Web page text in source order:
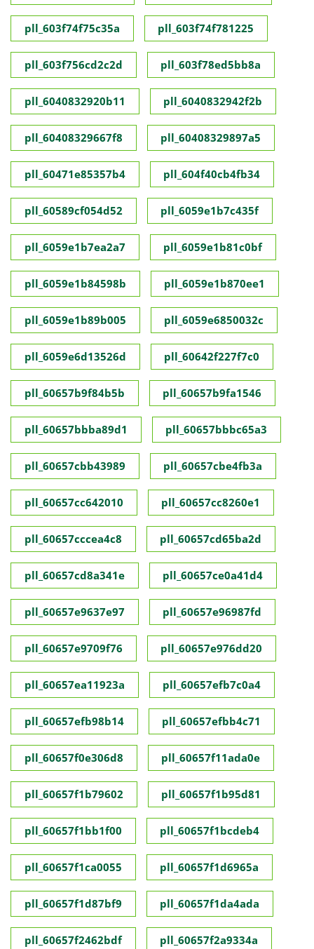
pll_603f74f75c35a pll_603f74f781225
pll_603f756cd2c2d pll_603f78ed5bb8a
pll_6040832920b11 pll_6040832942f2b
pll_60408329667f8 pll_60408329897a5
pll_60471e85357b4 pll_604f40cb4fb34
pll_60589cf054d52 pll_6059e1b7c435f
pll_6059e1b7ea2a7 pll_6059e1b81c0bf
pll_6059e1b84598b pll_6059e1b870ee1
pll_6059e1b89b005 pll_6059e6850032c
pll_6059e6d13526d pll_60642f227f7c0
pll_60657b9f84b5b pll_60657b9fa1546
pll_60657bbba89d1 pll_60657bbbc65a3
pll_60657cbb43989 pll_60657cbe4fb3a
pll_60657cc642010 pll_60657cc8260e1
pll_60657cccea4c8 pll_60657cd65ba2d
pll_60657cd8a341e pll_60657ce0a41d4
pll_60657e9637e97 pll_60657e96987fd
pll_60657e9709f76 pll_60657e976dd20
pll_60657ea11923a pll_60657efb7c0a4
pll_60657efb98b14 pll_60657efbb4c71
pll_60657f0e306d8 pll_60657f11ada0e
pll_60657f1b79602 pll_60657f1b95d81
pll_60657f1bb1f00 pll_60657f1bcdeb4
pll_60657f1ca0055 pll_60657f1d6965a
pll_60657f1d87bf9 pll_60657f1da4ada
pll_60657f2462bdf pll_60657f2a9334a